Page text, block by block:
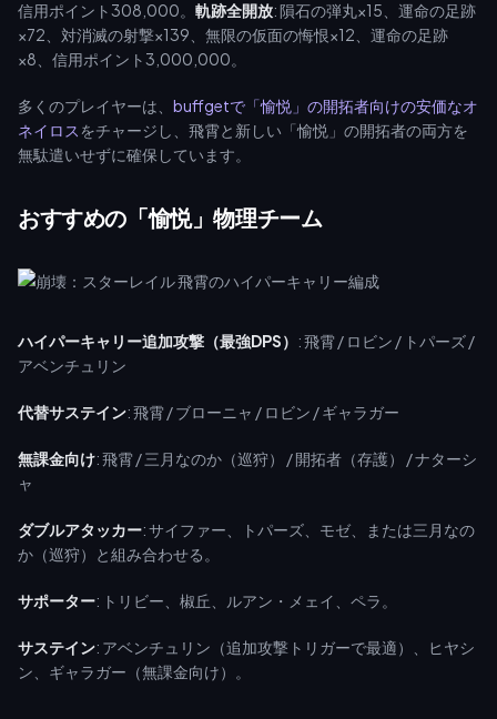
信用ポイント308,000。 軌跡全開放: 隕石の弾丸×15、運命の足跡
×72、対消滅の射撃×139、無限の仮面の悔恨×12、運命の足跡
×8、信用ポイント3,000,000。
多くのプレイヤーは、 buffgetで「愉悦」の開拓者向けの安価なオ
ネイロスをチャージし、飛霄と新しい「愉悦」の開拓者の両方を
無駄遣いせずに確保しています。
おすすめの「愉悦」物理チーム
ハイパーキャリー追加攻撃（最強DPS） : 飛霄 / ロビン / トパーズ /
アベンチュリン
代替サステイン: 飛霄 / ブローニャ / ロビン / ギャラガー
無課金向け: 飛霄 / 三月なのか（巡狩） / 開拓者（存護） / ナターシ
ャ
ダブルアタッカー: サイファー、トパーズ、モゼ、または三月なの
か（巡狩）と組み合わせる。
サポーター: トリビー、椒丘、ルアン・メェイ、ペラ。
サステイン: アベンチュリン（追加攻撃トリガーで最適）、ヒヤシ
ン、ギャラガー（無課金向け）。